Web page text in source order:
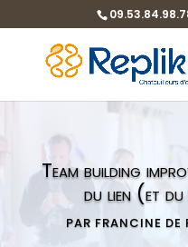
Team building
du lien (et
PAR FRANCINE DE